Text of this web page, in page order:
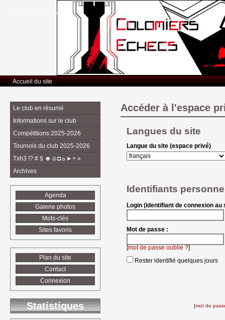
Club d’Echecs Léo Lagrange de Colomiers
Accueil du site
Accéder à l'espace
Langues du site
Langue du site (espace privé)
Identifiants
Login (identifiant de connexion au
Mot de passe :
[mot de passe oublié ?]
Rester identifié quelques jours
[mot de
Le club en résumé
Informations sur le club
Compétitions 2025-2026
Tournois du club 2025-2026
Txh3 !? # § ☻☺◘☼►+ »
Archives
Agenda
Galerie photos
Mots-clés
Sites favoris
Plan du site
Contact
Connexion
Statistiques